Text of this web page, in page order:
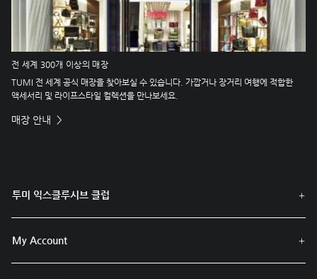
전 세계 300개 이상의 매장
TUMI 전 세계 공식 매장을 찾아보실 수 있습니다. 가깝거나 장거리 여행에 적합한
액세서리 및 라이프스타일 컬렉션을 만나보세요.
매장 안내
투미 익스클루시브 클럽
My Account